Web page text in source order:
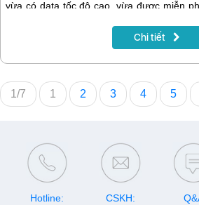
vừa có data tốc độ cao, vừa được miễn
Chi tiết
1/7 1 2 3 4 5
Hotline:
CSKH: